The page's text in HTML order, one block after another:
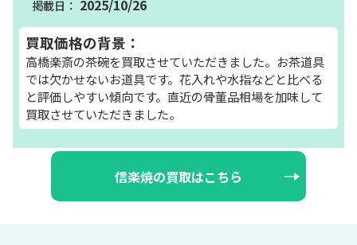
2025/10/26
買取価格の背景：
高橋楽斎の茶碗を買取させていただきました。お茶道具
では欠かせないお道具です。花入れや水指などと比べる
と評価しやすい傾向です。直近の骨董品相場を加味して
買取させていただきました。
信楽焼の買取はこちら